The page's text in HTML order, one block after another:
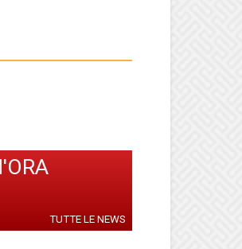
TUTTE LE NEWS